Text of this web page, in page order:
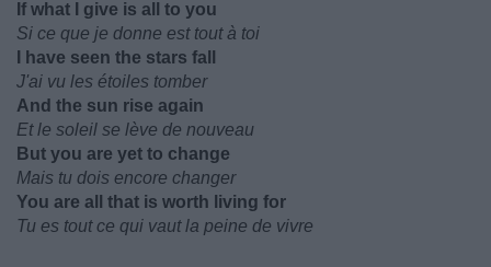
If what I give is all to you
Si ce que je donne est tout à toi
I have seen the stars fall
J'ai vu les étoiles tomber
And the sun rise again
Et le soleil se lève de nouveau
But you are yet to change
Mais tu dois encore changer
You are all that is worth living for
Tu es tout ce qui vaut la peine de vivre